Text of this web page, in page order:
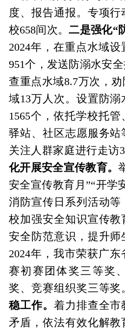
度、报告通报。专项
校658间次。二是强化“
2024年，在重点水域
951个，发送防溺水安
查重点水域8.7万次，
域13万人次。设置防
1565个，依托学校托
驿站、社区志愿服务站
关注人群家庭进行走访
化开展安全宣传教育。
安全宣传教育月”“开学
消防宣传日系列活动等
校加强安全知识宣传教
安全防范意识，提升师
2024年，我市荣获广
赛初赛团体奖三等奖
奖、竞赛组织奖三等奖
稳工作。 着力排查全市
矛盾，依法有效化解